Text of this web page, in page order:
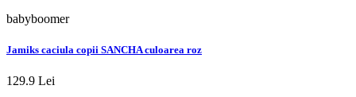
babyboomer
Jamiks caciula copii SANCHA culoarea roz
129.9 Lei